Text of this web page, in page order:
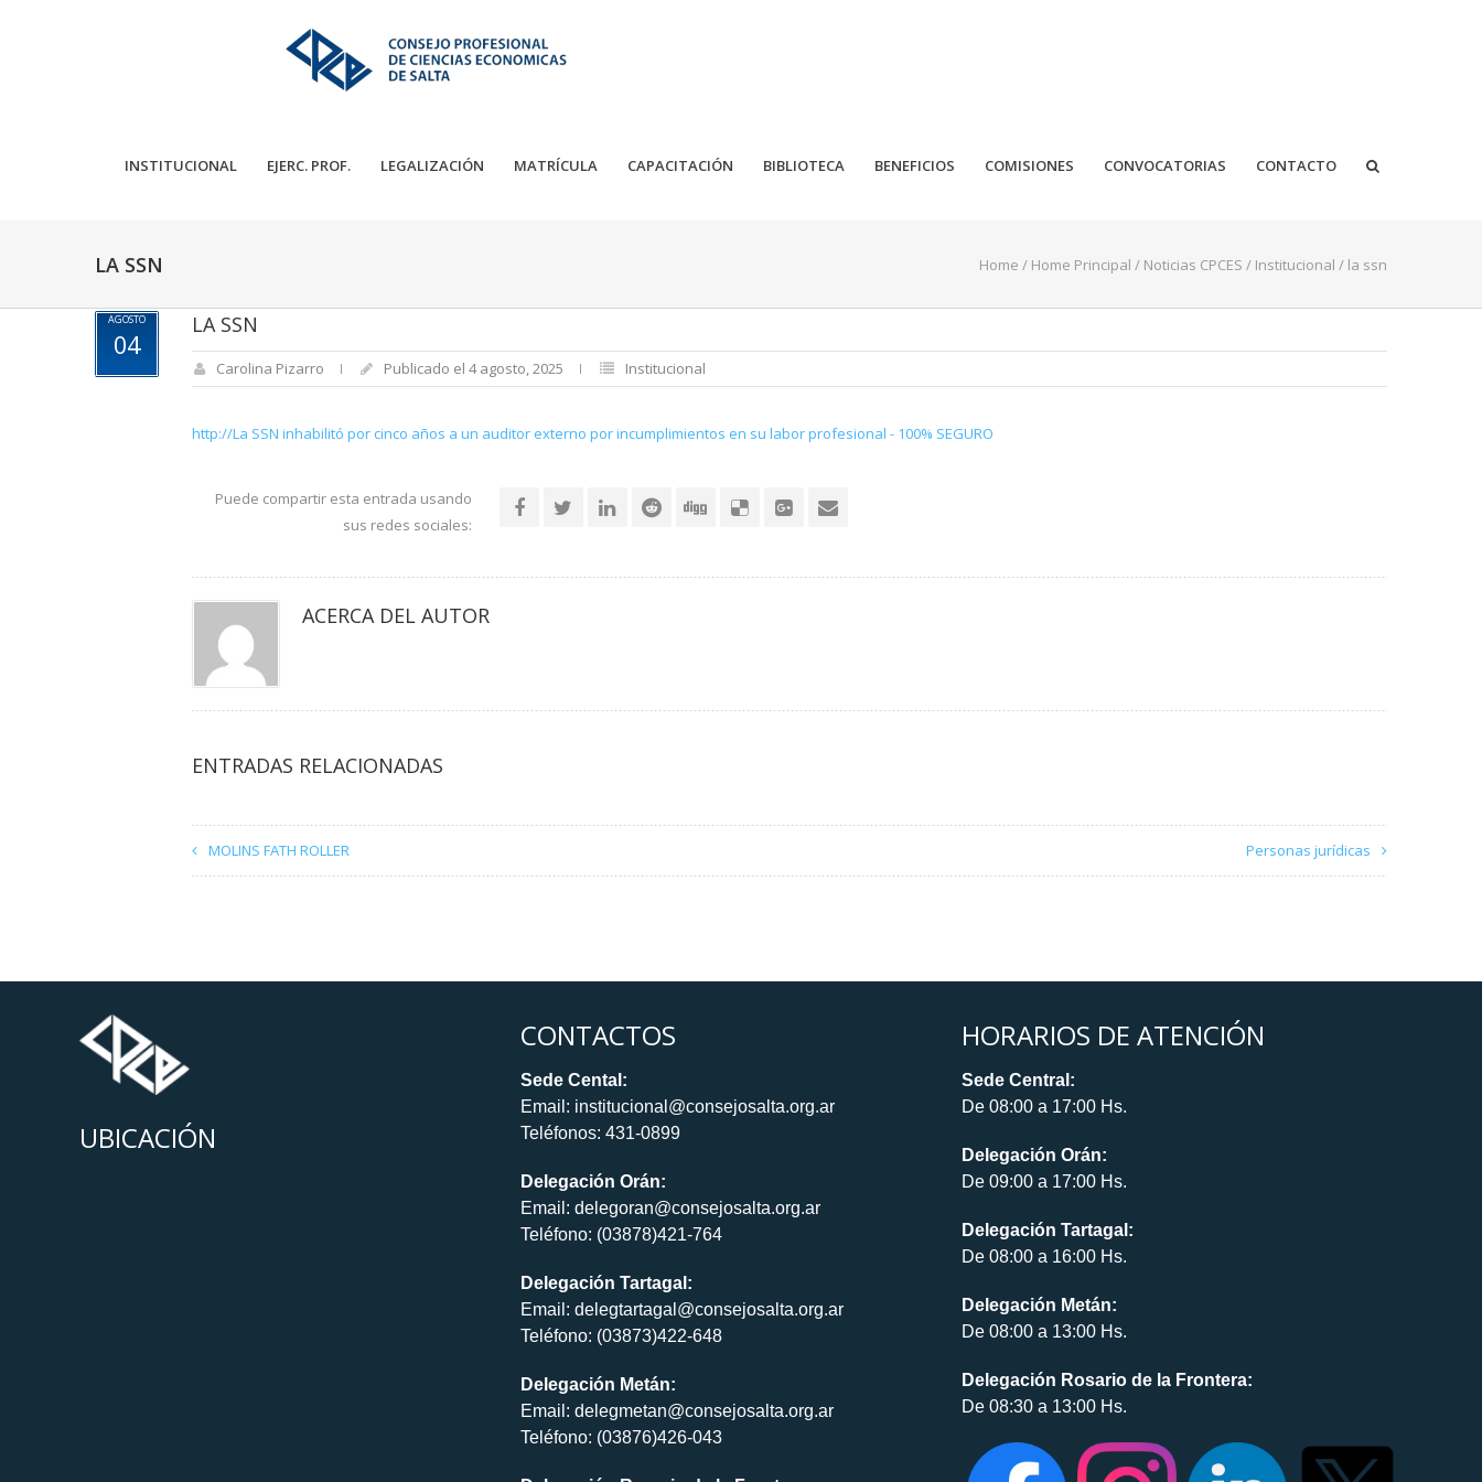
INSTITUCIONAL EJERC. PROF. LEGALIZACIÓN MATRÍCULA CAPACITACIÓN BIBLIOTECA BENEFICIOS COMISIONES CONVOCATORIAS CONTACTO
LA SSN Home / Home Principal / Noticias CPCES / Institucional / la ssn
AGOSTO
04
LA SSN
Carolina Pizarro Publicado el 4 agosto, 2025 Institucional
http://La SSN inhabilitó por cinco años a un auditor externo por incumplimientos en su labor profesional - 100% SEGURO
Puede compartir esta entrada usando
sus redes sociales:
ACERCA DEL AUTOR
ENTRADAS RELACIONADAS
MOLINS FATH ROLLER Personas jurídicas
UBICACIÓN
CONTACTOS
Sede Cental:
Email: institucional@consejosalta.org.ar
Teléfonos: 431-0899
Delegación Orán:
Email: delegoran@consejosalta.org.ar
Teléfono: (03878)421-764
Delegación Tartagal:
Email: delegtartagal@consejosalta.org.ar
Teléfono: (03873)422-648
Delegación Metán:
Email: delegmetan@consejosalta.org.ar
Teléfono: (03876)426-043
HORARIOS DE ATENCIÓN
Sede Central:
De 08:00 a 17:00 Hs.
Delegación Orán:
De 09:00 a 17:00 Hs.
Delegación Tartagal:
De 08:00 a 16:00 Hs.
Delegación Metán:
De 08:00 a 13:00 Hs.
Delegación Rosario de la Frontera:
De 08:30 a 13:00 Hs.